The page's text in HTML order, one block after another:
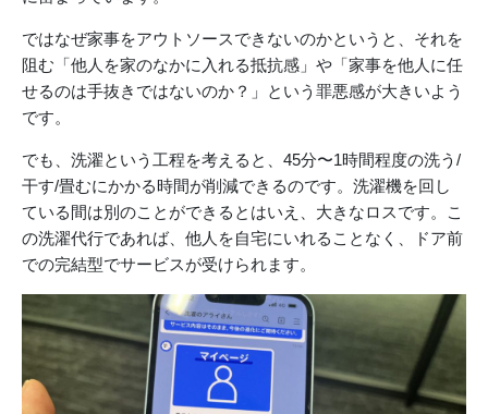
ではなぜ家事をアウトソースできないのかというと、それを
阻む「他人を家のなかに入れる抵抗感」や「家事を他人に任
せるのは手抜きではないのか？」という罪悪感が大きいよう
です。
でも、洗濯という工程を考えると、45分〜1時間程度の洗う/
干す/畳むにかかる時間が削減できるのです。洗濯機を回し
ている間は別のことができるとはいえ、大きなロスです。こ
の洗濯代行であれば、他人を自宅にいれることなく、ドア前
での完結型でサービスが受けられます。